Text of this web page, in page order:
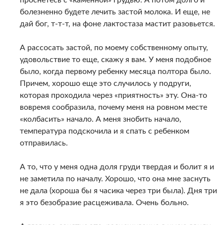
болезненно будете лечить застой молока. И еще, не
дай бог, т-т-т, на фоне лактостаза мастит разовьется.
А рассосать застой, по моему собственному опыту,
удовольствие то еще, скажу я вам. У меня подобное
было, когда первому ребенку месяца полтора было.
Причем, хорошо еще это случилось у подруги,
которая проходила через «приятность» эту. Она-то
вовремя сообразила, почему меня на ровном месте
«колбасить» начало. А меня знобить начало,
температура подскочила и я спать с ребенком
отправилась.
А то, что у меня одна доля груди твердая и болит я и
не заметила по началу. Хорошо, что она мне заснуть
не дала (хороша бы я часика через три была). Дня три
я это безобразие расцеживала. Очень больно.